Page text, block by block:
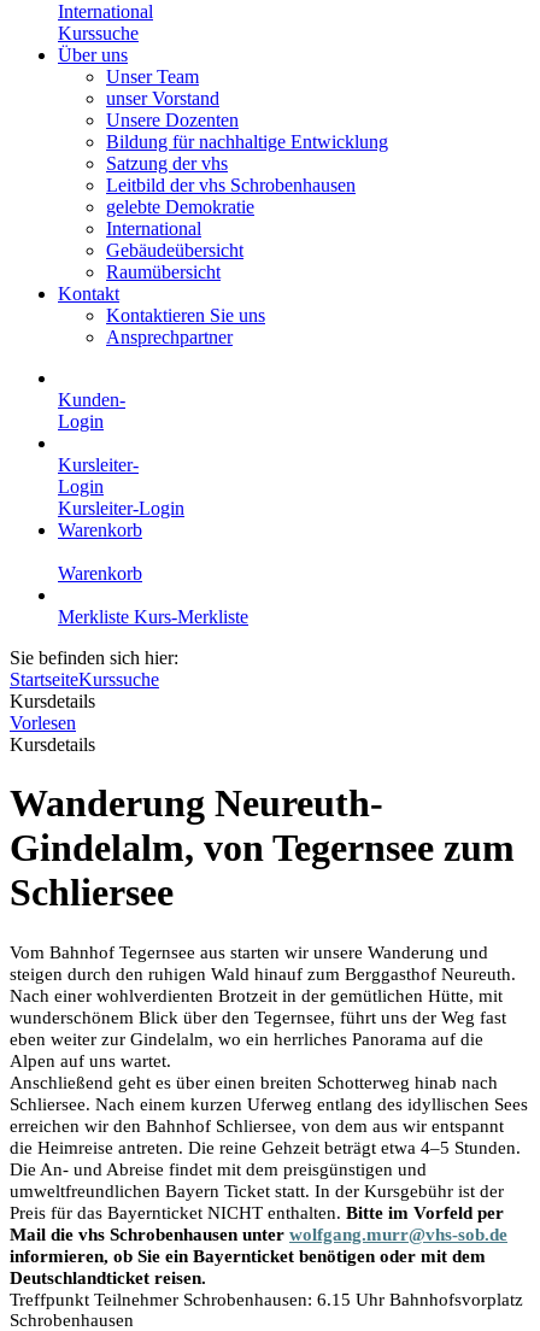
International
Kurssuche
Über uns
Unser Team
unser Vorstand
Unsere Dozenten
Bildung für nachhaltige Entwicklung
Satzung der vhs
Leitbild der vhs Schrobenhausen
gelebte Demokratie
International
Gebäudeübersicht
Raumübersicht
Kontakt
Kontaktieren Sie uns
Ansprechpartner
Kunden-
Login
Kursleiter-
Login
Kursleiter-Login
Warenkorb
Warenkorb
Merkliste Kurs-Merkliste
Sie befinden sich hier:
StartseiteKurssuche
Kursdetails
Vorlesen
Kursdetails
Wanderung Neureuth-
Gindelalm, von Tegernsee zum
Schliersee
Vom Bahnhof Tegernsee aus starten wir unsere Wanderung und
steigen durch den ruhigen Wald hinauf zum Berggasthof Neureuth.
Nach einer wohlverdienten Brotzeit in der gemütlichen Hütte, mit
wunderschönem Blick über den Tegernsee, führt uns der Weg fast
eben weiter zur Gindelalm, wo ein herrliches Panorama auf die
Alpen auf uns wartet.
Anschließend geht es über einen breiten Schotterweg hinab nach
Schliersee. Nach einem kurzen Uferweg entlang des idyllischen Sees
erreichen wir den Bahnhof Schliersee, von dem aus wir entspannt
die Heimreise antreten. Die reine Gehzeit beträgt etwa 4–5 Stunden.
Die An- und Abreise findet mit dem preisgünstigen und
umweltfreundlichen Bayern Ticket statt. In der Kursgebühr ist der
Preis für das Bayernticket NICHT enthalten. Bitte im Vorfeld per
Mail die vhs Schrobenhausen unter wolfgang.murr@vhs-sob.de
informieren, ob Sie ein Bayernticket benötigen oder mit dem
Deutschlandticket reisen.
Treffpunkt Teilnehmer Schrobenhausen: 6.15 Uhr Bahnhofsvorplatz
Schrobenhausen